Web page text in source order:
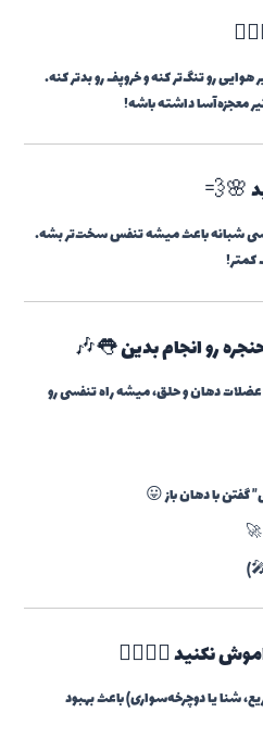
رو تنگ‌تر کنه و خروپف رو بدتر کنه.
شبانه باعث میشه تنفس سخت‌تر بشه.
کمتر!
دهان و حلق، میشه راه تنفسی رو
گفتن با دهان باز 😛
شنا یا دوچرخه‌سواری) باعث بهبود